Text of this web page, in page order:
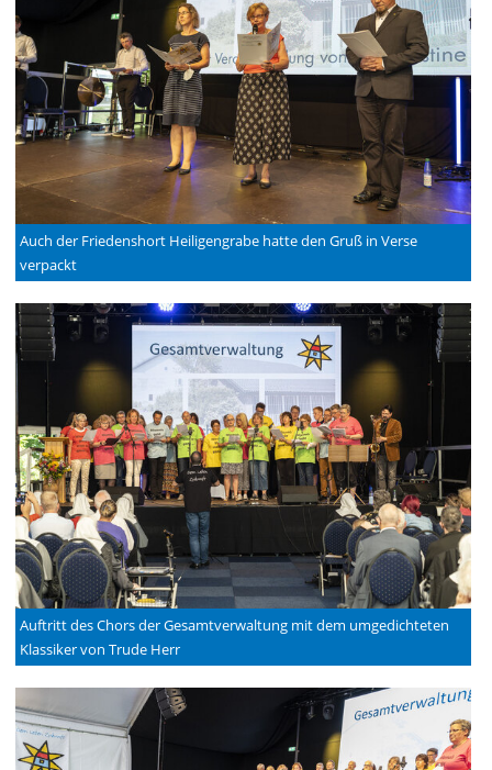
Auch der Friedenshort Heiligengrabe hatte den Gruß in Verse
verpackt
Auftritt des Chors der Gesamtverwaltung mit dem umgedichteten
Klassiker von Trude Herr